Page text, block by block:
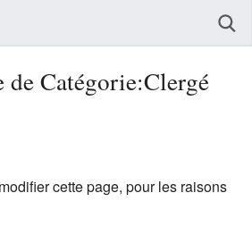
Catégorie:Clergé
cette page, pour les raisons